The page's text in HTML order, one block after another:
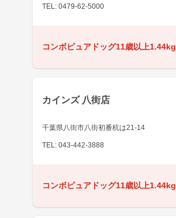
TEL: 0479-62-5000
コンボピュアドッグ11歳以上1.44kg
カインズ 八街店
千葉県八街市八街初番杭は21-14
TEL: 043-442-3888
コンボピュアドッグ11歳以上1.44kg